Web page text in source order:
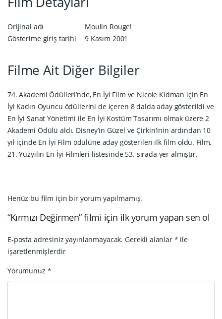
Orijinal adı
Moulin Rouge!
Gösterime giriş tarihi
9 Kasım 2001
Filme Ait Diğer Bilgiler
74. Akademi Ödülleri’nde, En İyi Film ve Nicole Kidman için En
İyi Kadın Oyuncu ödüllerini de içeren 8 dalda aday gösterildi ve
En İyi Sanat Yönetimi ile En İyi Kostüm Tasarımı olmak üzere 2
Akademi Ödülü aldı. Disney’in Güzel ve Çirkin’inin ardından 10
yıl içinde En İyi Film ödülüne aday gösterilen ilk film oldu. Film,
21. Yüzyılın En İyi Filmleri listesinde 53. sırada yer almıştır.
“Kırmızı Değirmen” filmi için ilk yorum yapan sen ol
E-posta adresiniz yayınlanmayacak. Gerekli alanlar * ile
işaretlenmişlerdir
Yorumunuz *
Henüz bu film için bir yorum yapılmamış.